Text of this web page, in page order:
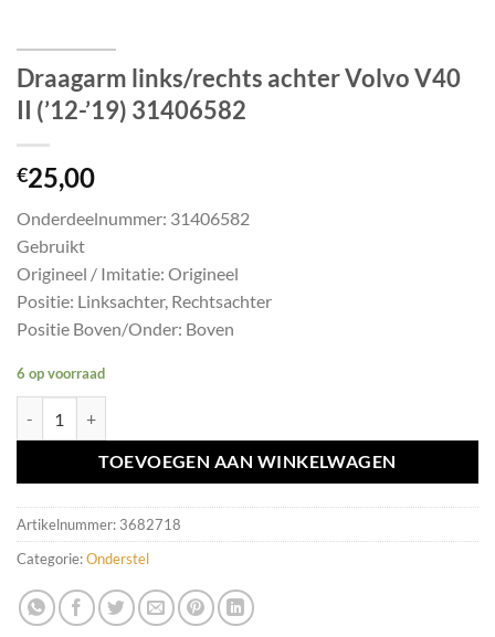
Draagarm links/rechts achter Volvo V40
II (’12-’19) 31406582
€25,00
Onderdeelnummer: 31406582
Gebruikt
Origineel / Imitatie: Origineel
Positie: Linksachter, Rechtsachter
Positie Boven/Onder: Boven
6 op voorraad
TOEVOEGEN AAN WINKELWAGEN
Artikelnummer: 3682718
Categorie:Onderstel